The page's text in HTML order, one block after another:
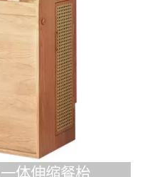
体伸缩餐枱